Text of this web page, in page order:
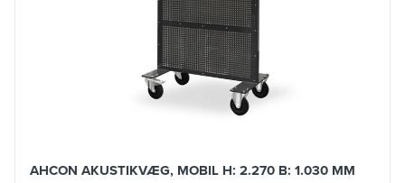
AHCON AKUSTIKVÆG, MOBIL H: 2.270 B: 1.030 MM